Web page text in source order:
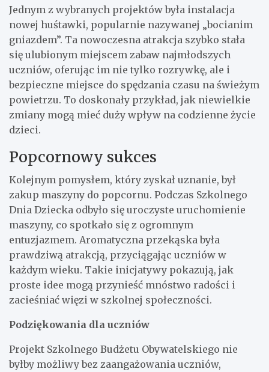
Jednym z wybranych projektów była instalacja
nowej huśtawki, popularnie nazywanej „bocianim
gniazdem”. Ta nowoczesna atrakcja szybko stała
się ulubionym miejscem zabaw najmłodszych
uczniów, oferując im nie tylko rozrywkę, ale i
bezpieczne miejsce do spędzania czasu na świeżym
powietrzu. To doskonały przykład, jak niewielkie
zmiany mogą mieć duży wpływ na codzienne życie
dzieci.
Popcornowy sukces
Kolejnym pomysłem, który zyskał uznanie, był
zakup maszyny do popcornu. Podczas Szkolnego
Dnia Dziecka odbyło się uroczyste uruchomienie
maszyny, co spotkało się z ogromnym
entuzjazmem. Aromatyczna przekąska była
prawdziwą atrakcją, przyciągając uczniów w
każdym wieku. Takie inicjatywy pokazują, jak
proste idee mogą przynieść mnóstwo radości i
zacieśniać więzi w szkolnej społeczności.
Podziękowania dla uczniów
Projekt Szkolnego Budżetu Obywatelskiego nie
byłby możliwy bez zaangażowania uczniów,